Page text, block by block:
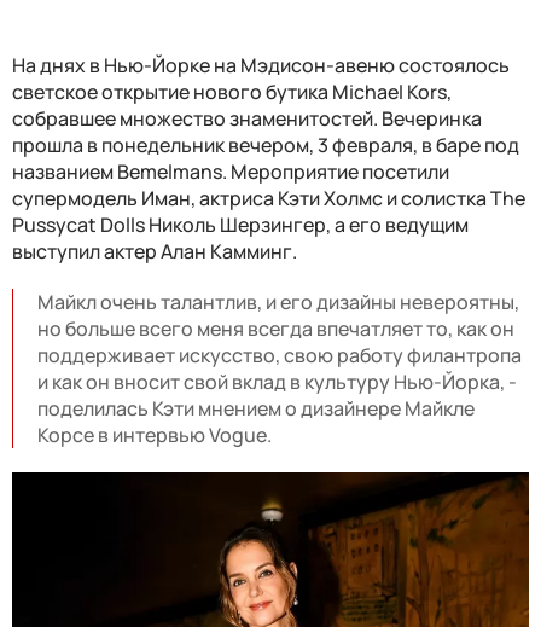
На днях в Нью-Йорке на Мэдисон-авеню состоялось
светское открытие нового бутика Michael Kors,
собравшее множество знаменитостей. Вечеринка
прошла в понедельник вечером, 3 февраля, в баре под
названием Bemelmans. Мероприятие посетили
супермодель Иман, актриса Кэти Холмс и солистка The
Pussycat Dolls Николь Шерзингер, а его ведущим
выступил актер Алан Камминг.
Майкл очень талантлив, и его дизайны невероятны,
но больше всего меня всегда впечатляет то, как он
поддерживает искусство, свою работу филантропа
и как он вносит свой вклад в культуру Нью-Йорка, -
поделилась Кэти мнением о дизайнере Майкле
Корсе в интервью Vogue.